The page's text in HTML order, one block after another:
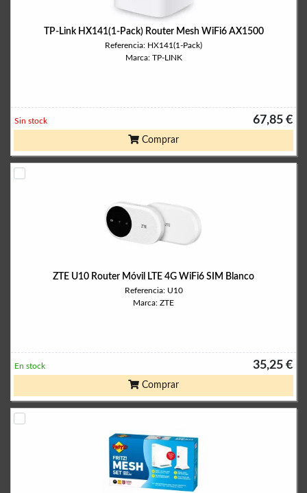
TP-Link HX141(1-Pack) Router Mesh WiFi6 AX1500
Referencia: HX141(1-Pack)
Marca: TP-LINK
67,85 €
Sin stock
Comprar
ZTE U10 Router Móvil LTE 4G WiFi6 SIM Blanco
Referencia: U10
Marca: ZTE
35,25 €
En stock
Comprar